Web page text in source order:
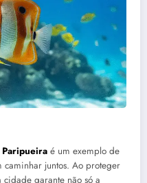
Paripueira é um exemplo de
caminhar juntos. Ao proteger
garante não só a